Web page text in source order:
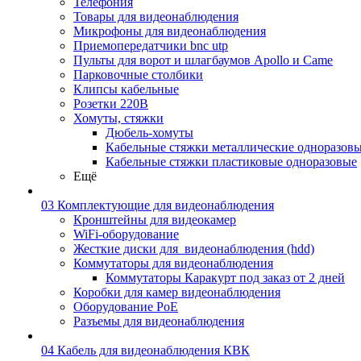
Товары для видеонаблюдения
Микрофоны для видеонаблюдения
Приемопередатчики bnc utp
Пульты для ворот и шлагбаумов Apollo и Came
Парковочные столбики
Клипсы кабельные
Розетки 220В
Хомуты, стяжки
Дюбель-хомуты
Кабельные стяжки металлические
Кабельные стяжки пластиковые одноразовые
Ещё
03 Комплектующие для видеонаблюдения
Кронштейны для видеокамер
WiFi-оборудование
Жесткие диски для_видеонаблюдения (hdd)
Коммутаторы для видеонаблюдения
Коммутаторы Каракурт под заказ от 2 дней
Коробки для камер видеонаблюдения
Оборудование PoE
Разъемы для видеонаблюдения
04 Кабель для видеонаблюдения КВК